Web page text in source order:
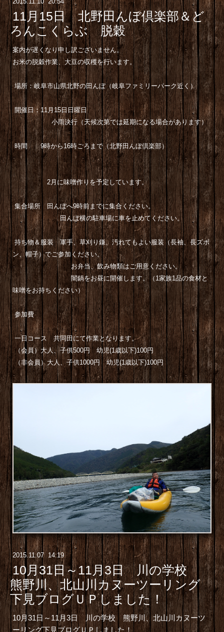
11月15日 北野田んぼ倶楽部＆ど
ろんこくらぶ 脱穀
案内が遅くなり申し訳ございません。
お米の脱穀作業、大豆の収穫を行います。
場所：岐阜市山県北野の田んぼ（岐阜ファミリーパーク近く）
開催日：11月15日日曜日
小雨決行（天候次第では延期になる場合があります）
時間 9時から16時ごろまで（北野田んぼ倶楽部）
2月に味噌作りを予定しています。
集合場所 田んぼへ9時前までに集合ください。
田んぼ横の駐車場に車を止めてください。
持ち物＆服装 軍手、草刈り鎌、汚れてもよい服装（長袖、長ズボ
ン、帽子）でご参加ください。
お弁当、飲み物類はご用意ください。
闇鍋をお昼に開催します。（1家族1品の食材と
味噌をお持ちください）
参加費
一日コース 共同田にて作業となります。
（会員）大人、子供500円 幼児(1歳以下)100円
（非会員）大人、子供1000円 幼児(1歳以下)100円
2015.11.07 14:19
10月31日～11月3日 川の学校
熊野川、北山川カヌーツーリング
下見ブログＵＰしました！
10月31日～11月3日 川の学校 熊野川、北山川カヌーツ
ーリング下見ブログＵＰしました！